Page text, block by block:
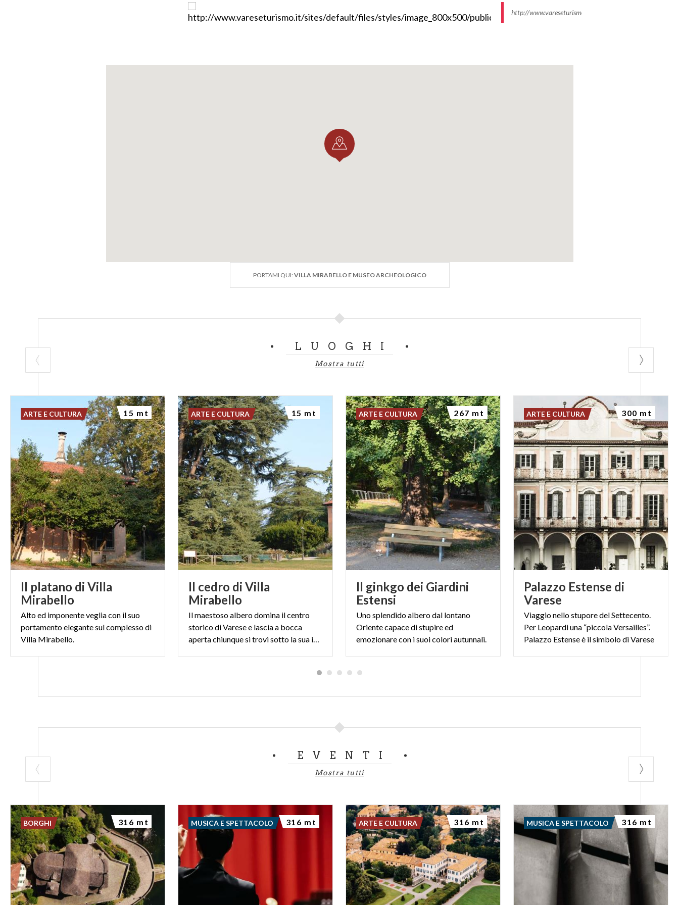
http://www.vareseturismo.it/sites/default/files/styles/
PORTAMI QUI: VILLA MIRABELLO E MUSEO ARCHEOLOGICO
LUOGHI
Mostra tutti
Il platano di Villa
Mirabello
Alto ed imponente veglia con il suo
portamento elegante sul complesso di
Villa Mirabello.
ARTE E CULTURA 15 mt
Il cedro di Villa
Mirabello
Il maestoso albero domina il centro
storico di Varese e lascia a bocca
aperta chiunque si trovi sotto la sua imponente chioma.
ARTE E CULTURA 15 mt
Il ginkgo dei Giardini
Estensi
Uno splendido albero dal lontano
Oriente capace di stupire ed
emozionare con i suoi colori autunnali.
ARTE E CULTURA 267 mt
Palazzo Estense di
Varese
Viaggio nello stupore del Settecento.
Per Leopardi una “piccola Versailles”.
Palazzo Estense è il simbolo di Varese
ARTE E CULTURA 300 mt
EVENTI
Mostra tutti
BORGHI 316 mt MUSICA E SPETTACOLO 316 mt ARTE E CULTURA 316 mt MUSICA E SPETTACOLO 316 mt